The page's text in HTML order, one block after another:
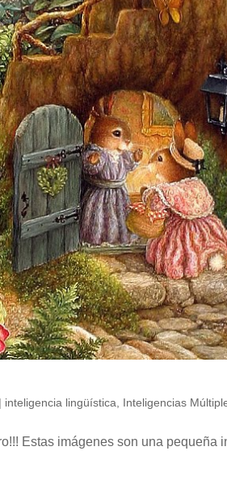
| inteligencia lingüística Inteligencias
Estas imágenes son una